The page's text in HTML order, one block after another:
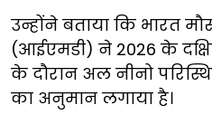
उन्होंने बताया कि भारत
(आईएमडी) ने 2026 के
के दौरान अल नीनो
का अनुमान लगाया है।